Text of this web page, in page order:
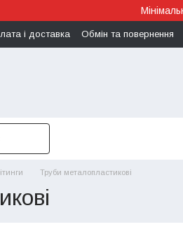
і доставка Обмін та повернення
Труби металопластикові